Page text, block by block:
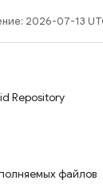
2026-07-13
Repository
файлов